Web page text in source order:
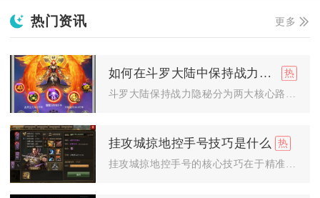
热门资讯 更多
如何在斗罗大陆中保持战力隐秘
挂攻城掠地控手号技巧是什么